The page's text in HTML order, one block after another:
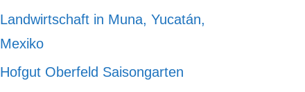
Landwirtschaft in Muna, Yucatán,
Mexiko
Hofgut Oberfeld Saisongarten